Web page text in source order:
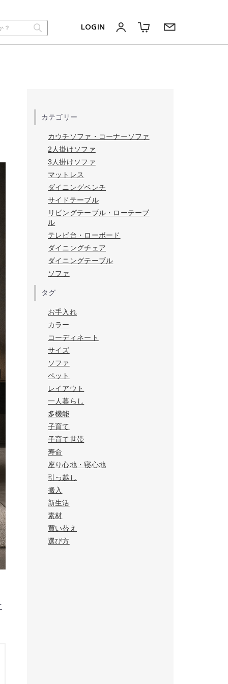
LOGIN
カテゴリー
カウチソファ・コーナーソファ
2人掛けソファ
3人掛けソファ
マットレス
ダイニングベンチ
サイドテーブル
リビングテーブル・ローテーブ
ル
テレビ台・ローボード
ダイニングチェア
ダイニングテーブル
ソファ
タグ
お手入れ
カラー
コーディネート
サイズ
ソファ
ペット
レイアウト
一人暮らし
多機能
子育て
子育て世帯
寿命
座り心地・寝心地
引っ越し
搬入
新生活
素材
買い替え
選び方